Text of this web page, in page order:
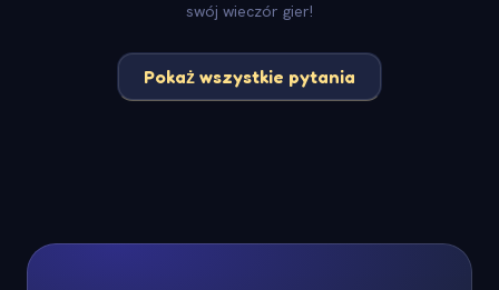
swój wieczór gier!
Pokaż wszystkie pytania